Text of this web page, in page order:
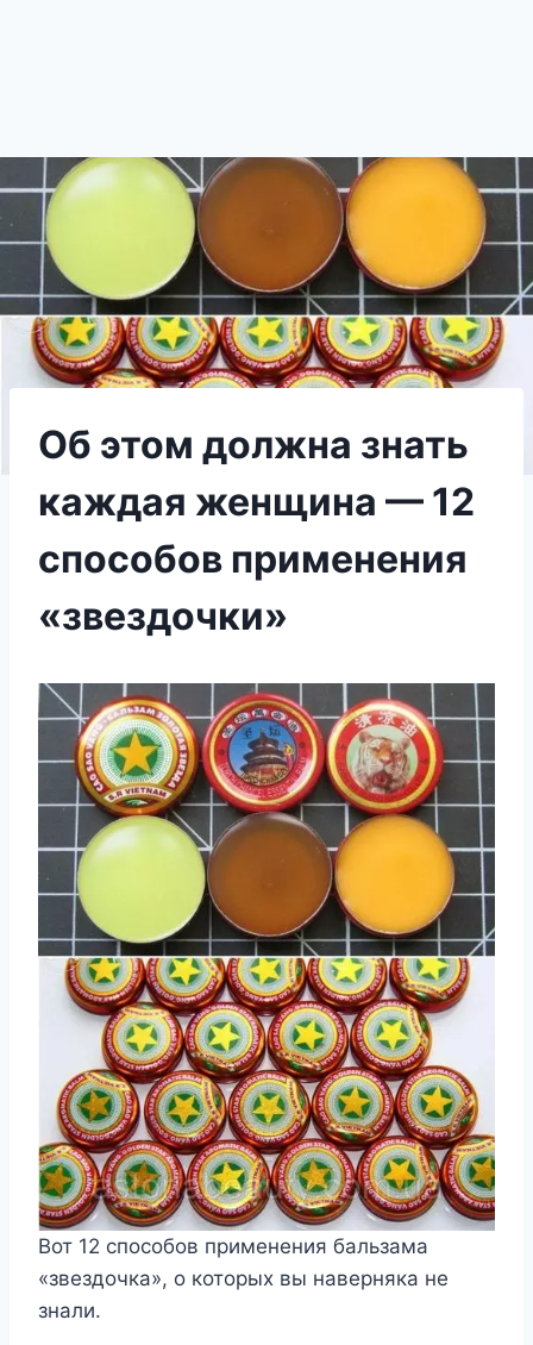
Об этом должна знать
каждая женщина — 12
способов применения
«звездочки»
Вот 12 способов применения бальзама
«звездочка», о которых вы наверняка не
знали.